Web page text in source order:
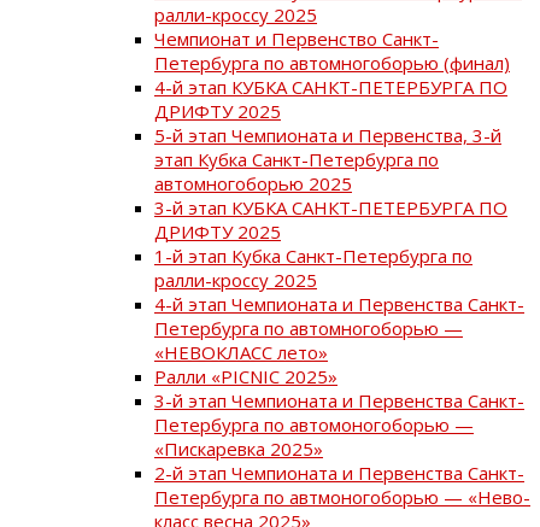
ралли-кроссу 2025
Чемпионат и Первенство Санкт-
Петербурга по автомногоборью (финал)
4-й этап КУБКА САНКТ-ПЕТЕРБУРГА ПО
ДРИФТУ 2025
5-й этап Чемпионата и Первенства, 3-й
этап Кубка Санкт-Петербурга по
автомногоборью 2025
3-й этап КУБКА САНКТ-ПЕТЕРБУРГА ПО
ДРИФТУ 2025
1-й этап Кубка Санкт-Петербурга по
ралли-кроссу 2025
4-й этап Чемпионата и Первенства Санкт-
Петербурга по автомногоборью —
«НЕВОКЛАСС лето»
Ралли «PICNIC 2025»
3-й этап Чемпионата и Первенства Санкт-
Петербурга по автомоногоборью —
«Пискаревка 2025»
2-й этап Чемпионата и Первенства Санкт-
Петербурга по автмоногоборью — «Нево-
класс весна 2025»